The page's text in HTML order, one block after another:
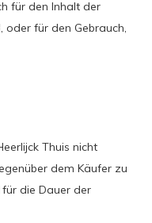
für den Inhalt der
oder für den Gebrauch,
Thuis nicht
dem Käufer zu
die Dauer der